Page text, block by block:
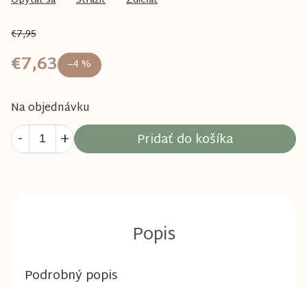
€7,95
–4 %
€7,63
Na objednávku
Pridať do košíka
Podrobný popis